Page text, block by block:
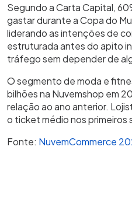
Segundo a Carta Capital,
gastar durante a Copa do
liderando as intenções de
estruturada antes do apito
tráfego sem depender de
O segmento de moda e
bilhões na Nuvemshop em
relação ao ano anterior.
o ticket médio nos primeiros
Fonte: NuvemCommerce